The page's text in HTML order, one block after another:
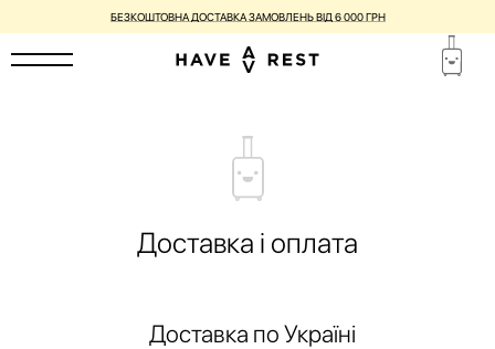
БЕЗКОШТОВНА ДОСТАВКА ЗАМОВЛЕНЬ ВІД 6 000 ГРН
Доставка і оплата
Доставка по Україні